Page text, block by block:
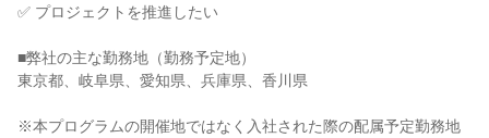
✅ プロジェクトを推進したい
■弊社の主な勤務地（勤務予定地）
東京都、岐阜県、愛知県、兵庫県、香川県
※本プログラムの開催地ではなく入社された際の配属予定勤務地